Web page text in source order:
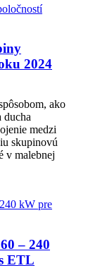
2024
ako
ducha
medzi
skupinovú
v malebnej
– 240
ETL